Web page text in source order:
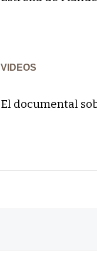
VIDEOS
El documental